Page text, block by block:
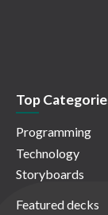
Top
Programming
Technology
Storyboards
Featured decks